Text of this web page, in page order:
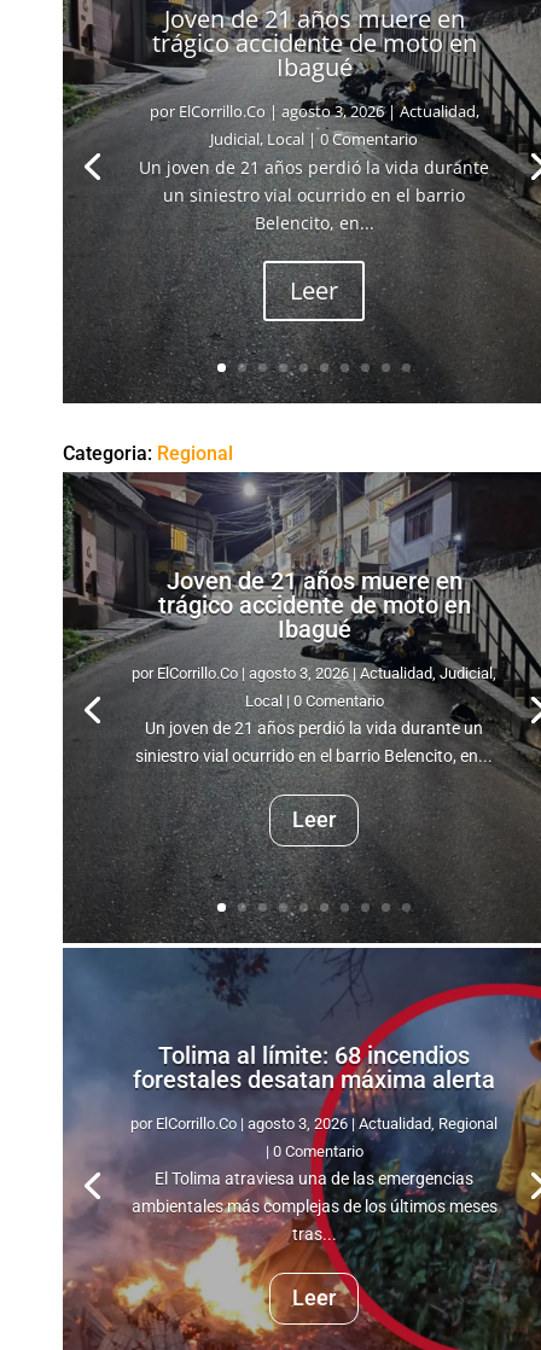
trágico accidente de moto en
Ibagué
por agosto 3, 2026|Actualidad,
Judicial, Local| 0 Comentario
Un joven de 21 años perdió la vida durante
un siniestro vial ocurrido en el barrio
Belencito, en...
Leer
Joven de 21 años muere en
trágico accidente de moto en
Ibagué
por ElCorrillo.Co agosto 3, 2026 |Actualidad,Judicial
Local | 0 Comentario
Un joven de 21 años perdió la vida durante un
siniestro vial ocurrido en el barrio Belencito, en...
Leer
Tolima al límite: 68 incendios
forestales desatan máxima alerta
agosto 3, 2026| Actualidad
Regional
| 0 Comentario
El Tolima atraviesa una de las emergencias
ambientales más complejas de los últimos meses
tras...
Leer